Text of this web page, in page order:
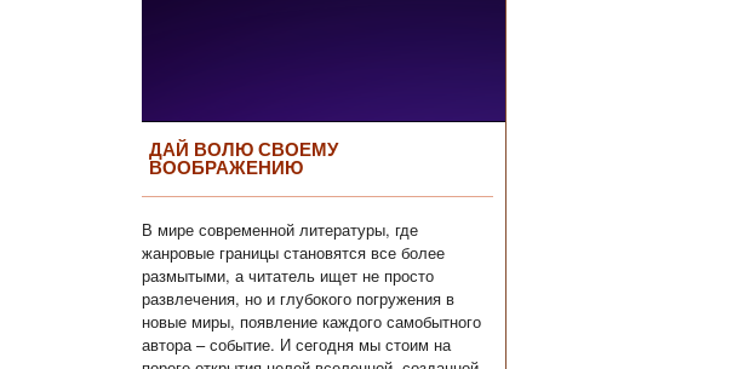
ДАЙ ВОЛЮ СВОЕМУ
ВООБРАЖЕНИЮ
В мире современной литературы, где
жанровые границы становятся все более
размытыми, а читатель ищет не просто
развлечения, но и глубокого погружения в
новые миры, появление каждого самобытного
автора – событие. И сегодня мы стоим на